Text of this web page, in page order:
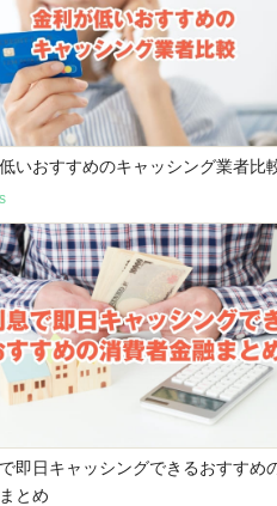
いおすすめのキャッシング業者比
即日キャッシングできるおすすめ
とめ